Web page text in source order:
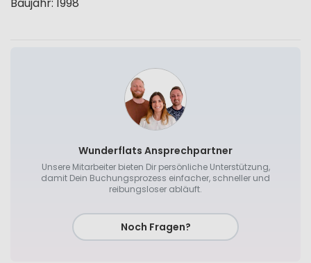
Wunderflats Ansprechpartner
Unsere Mitarbeiter bieten Dir persönliche Unterstützung,
damit Dein Buchungsprozess einfacher, schneller und
reibungsloser abläuft.
Noch Fragen?